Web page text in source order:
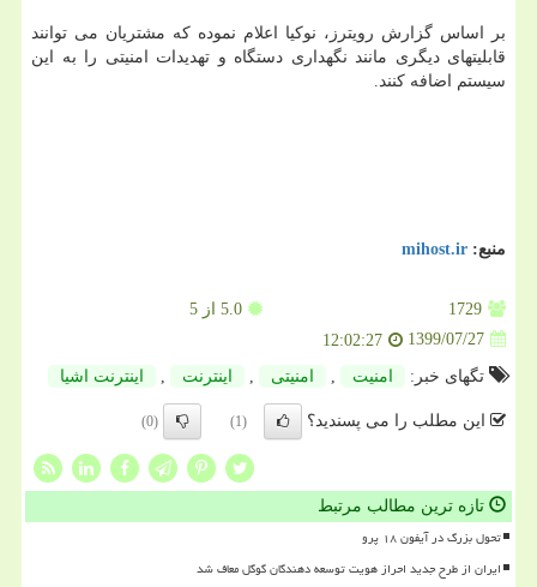
بر اساس گزارش رویترز، نوکیا اعلام نموده که مشتریان می توانند
قابلیتهای دیگری مانند نگهداری دستگاه و تهدیدات امنیتی را به این
سیستم اضافه کنند.
منبع: mihost.ir
1729
5.0 از 5
1399/07/27
12:02:27
تگهای خبر:
امنیت , امنیتی , اینترنت , اینترنت اشیا
این مطلب را می پسندید؟ (1)
(0)
تازه ترین مطالب مرتبط
تحول بزرگ در آیفون ۱۸ پرو
ایران از طرح جدید احراز هویت توسعه دهندگان گوگل معاف شد